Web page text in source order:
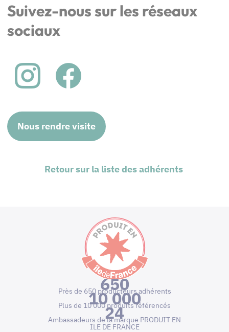
Suivez-nous sur les réseaux
sociaux
Nous rendre visite
Retour sur la liste des adhérents
650
Près de 650 producteurs adhérents
10 000
Plus de 10 000 produits référencés
24
Ambassadeurs de la marque PRODUIT EN
ILE DE FRANCE